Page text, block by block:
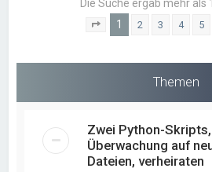
Die Suche ergab mehr
Seite von 20
1 2 3 4 5
Themen
Zwei Python-
Überwachung auf
Dateien, verheiraten